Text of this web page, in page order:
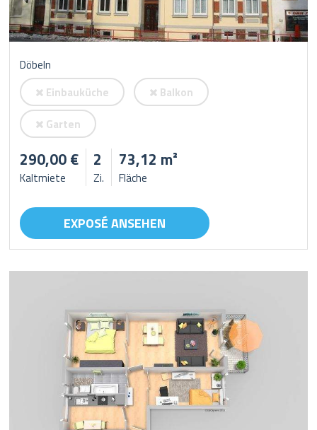
Döbeln
Einbauküche
Balkon
Garten
290,00 €
Kaltmiete
2
Zi.
73,12 m²
Fläche
EXPOSÉ ANSEHEN